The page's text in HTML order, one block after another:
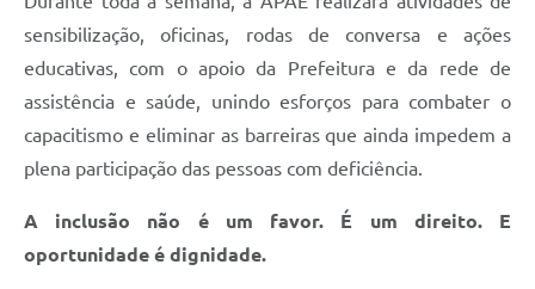
sensibilização, oficinas, rodas de conversa e ações
educativas, com o apoio da Prefeitura e da rede de
assistência e saúde, unindo esforços para combater o
capacitismo e eliminar as barreiras que ainda impedem a
plena participação das pessoas com deficiência.
A inclusão não é um favor. É um direito. E
oportunidade é dignidade.